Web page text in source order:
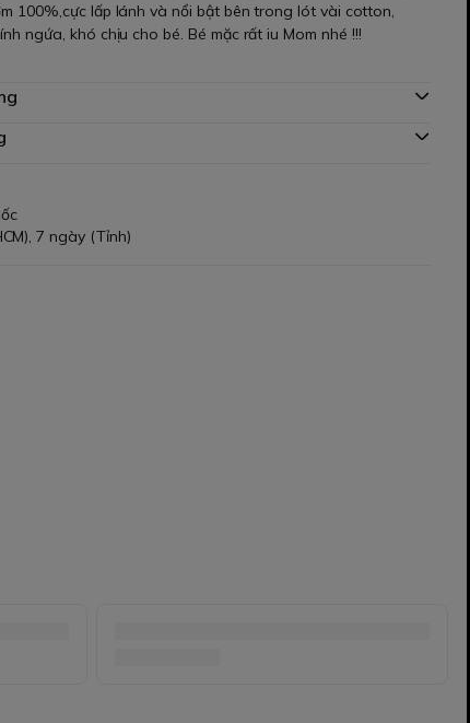
100%,cực lấp lánh và nổi bật bên trong lót vài cotton,
ngứa, khó chịu cho bé. Bé mặc rất iu Mom nhé !!!
7 ngày (Tỉnh)